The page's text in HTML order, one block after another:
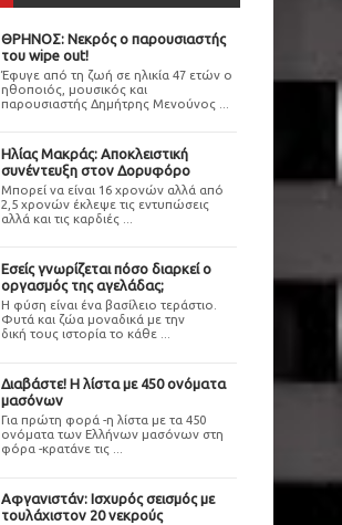
ΘΡΗΝΟΣ: Νεκρός ο παρουσιαστής
του wipe out!
Έφυγε από τη ζωή σε ηλικία 47 ετών ο
ηθοποιός, μουσικός και
παρουσιαστής Δημήτρης Μενούνος ...
Ηλίας Μακράς: Αποκλειστική
συνέντευξη στον Δορυφόρο
Μπορεί να είναι 16 χρονών αλλά από
2,5 χρονών έκλεψε τις εντυπώσεις
αλλά και τις καρδιές ...
Εσείς γνωρίζεται πόσο διαρκεί ο
οργασμός της αγελάδας;
Η φύση είναι ένα βασίλειο τεράστιο.
Φυτά και ζώα μοναδικά με την
δική τους ιστορία το κάθε ...
Διαβάστε! Η λίστα με 450 ονόματα
μασόνων
Για πρώτη φορά -η λίστα με τα 450
ονόματα των Ελλήνων μασόνων στη
φόρα -κρατάνε τις ...
Αφγανιστάν: Ισχυρός σεισμός με
τουλάχιστον 20 νεκρούς